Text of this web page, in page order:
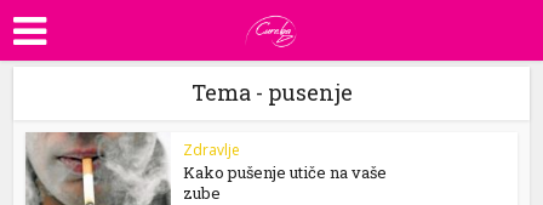
Tema - pusenje
Zdravlje
Kako pušenje utiče na vaše
zube